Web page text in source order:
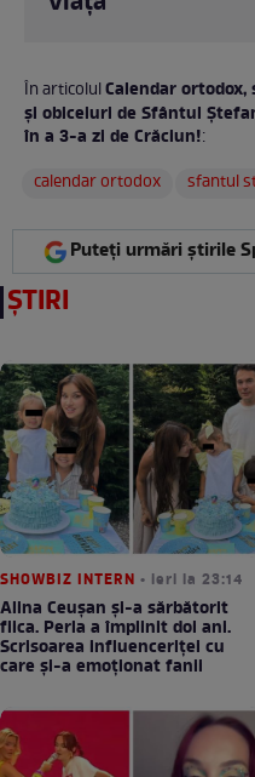
În articolulCalendar
și obiceiuri de Sfântul
în a 3-a zi de Crăciun!:
calendar ortodox
sfantul
Puteți urmări știrile
ȘTIRI
SHOWBIZ INTERN • ieri la 23:14
Alina Ceușan și-a sărbătorit
fiica. Perla a împlinit doi ani.
Scrisoarea influenceriței cu
care și-a emoționat fanii